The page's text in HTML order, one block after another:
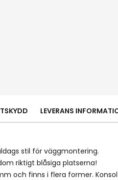
LEVERANS
stil för väggmontering.
riktigt blåsiga platserna!
och finns i flera former.